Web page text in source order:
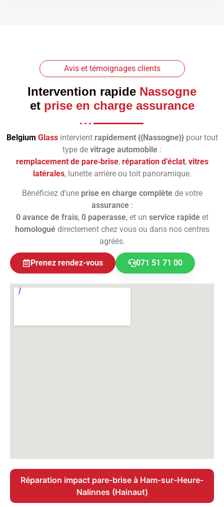
Avis et témoignages clients
Intervention rapide Nassogne
et prise en charge assurance
Belgium Glassintervient rapidement {{Nassogne}}pour tout
type de vitrage automobile :
remplacement de pare‑brise, réparation d’éclat, vitres
latérales, lunette arrière ou toit panoramique.
Bénéficiez d’une prise en charge complètede votre
assurance:
0 avance de frais, 0 paperasse, et un service rapideet
homologuédirectement chez vous ou dans nos centres
agréés.
Prenez rendez-vous 071 51 71 00
Réparation impact pare-brise à Ham-sur-Heure-
Nalinnes (Hainaut)